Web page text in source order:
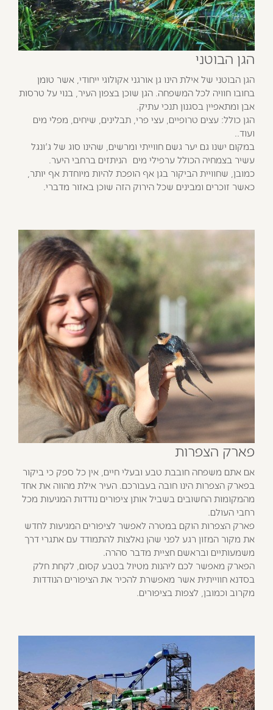
הגן הבוטני
הגן הבוטני של אילת הינו גן אורגני אקולוגי ייחודי, אשר טומן
בחובו חוויה לכל המשפחה. הגן שוכן בצפון העיר, בנוי על טרסות
אבן ומתאפיין בסגנון תנכי עתיק.
הגן כולל: עצים טרופיים, עצי פרי, תבלינים, שיחים, מפלי מים
ועוד..
במקום ישנו גם יער גשם חווייתי ומרשים, שהינו סוג של ג'ונגל
עשיר בצמחיה הכולל ערפילי מים הניתזים ברחבי היער.
כמובן, שחוויית הביקור בגן אף הופכת להיות מיוחדת אף יותר,
כאשר זוכרים ומבינים שכל הירוק הזה שוכן באזור מדברי.
פארק הצפרות
אם אתם משפחה חובבת טבע ובעלי חיים, אין כל ספק כי ביקור
בפארק הצפרות הינו חובה בעבורכם. העיר אילת מהווה את אחד
מהמקומות החשובים בשביל אותן ציפורים נודדות המגיעות מכל
רחבי העולם.
פארק הצפרות הוקם במטרה לאפשר לציפורים המגיעות לחדש
את מקור המזון רגע לפני שהן נאלצות להתמודד עם אתגרי דרך
משמעותיים ובראשם חציית מדבר סהרה.
הפארק מאפשר לכם ליהנות מטיול בטבע קסום, לקחת חלק
בסדנא חווייתית אשר מאפשרת להכיר את הציפורים הנודדות
מקרוב וכמובן, לצפות בציפורים.